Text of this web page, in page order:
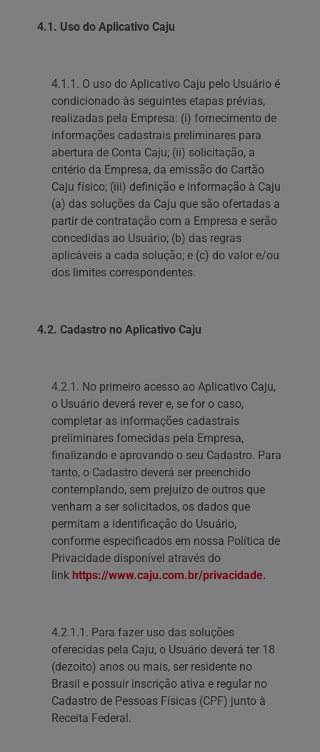
4.1. Uso do Aplicativo Caju
4.1.1. O uso do Aplicativo Caju pelo Usuário é
condicionado às seguintes etapas prévias,
realizadas pela Empresa: (i) fornecimento de
informações cadastrais preliminares para
abertura de Conta Caju; (ii) solicitação, a
critério da Empresa, da emissão do Cartão
Caju físico; (iii) definição e informação à Caju
(a) das soluções da Caju que são ofertadas a
partir de contratação com a Empresa e serão
concedidas ao Usuário; (b) das regras
aplicáveis a cada solução; e (c) do valor e/ou
dos limites correspondentes.
4.2. Cadastro no Aplicativo Caju
4.2.1. No primeiro acesso ao Aplicativo Caju,
o Usuário deverá rever e, se for o caso,
completar as informações cadastrais
preliminares fornecidas pela Empresa,
finalizando e aprovando o seu Cadastro. Para
tanto, o Cadastro deverá ser preenchido
contemplando, sem prejuízo de outros que
venham a ser solicitados, os dados que
permitam a identificação do Usuário,
conforme especificados em nossa Política de
Privacidade disponível através do
link https://www.caju.com.br/privacidade.
4.2.1.1. Para fazer uso das soluções
oferecidas pela Caju, o Usuário deverá ter 18
(dezoito) anos ou mais, ser residente no
Brasil e possuir inscrição ativa e regular no
Cadastro de Pessoas Físicas (CPF) junto à
Receita Federal.